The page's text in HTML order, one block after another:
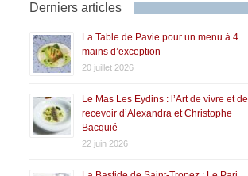
Derniers articles
La Table de Pavie pour un menu à 4
mains d’exception
20 juillet 2026
Le Mas Les Eydins : l’Art de vivre et de
recevoir d’Alexandra et Christophe
Bacquié
22 juin 2026